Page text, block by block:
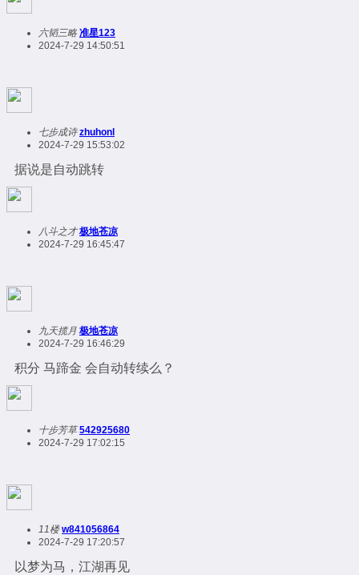
六韬三略 准星123
2024-7-29 14:50:51
七步成诗 zhuhonl
2024-7-29 15:53:02
据说是自动跳转
八斗之才 极地苍凉
2024-7-29 16:45:47
九天揽月 极地苍凉
2024-7-29 16:46:29
积分 马蹄金 会自动转续么？
十步芳草 542925680
2024-7-29 17:02:15
11楼 w841056864
2024-7-29 17:20:57
以梦为马，江湖再见